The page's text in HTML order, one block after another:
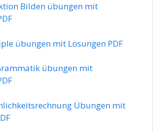
Bilden übungen mit
übungen mit Lösungen PDF
übungen mit
Übungen mit